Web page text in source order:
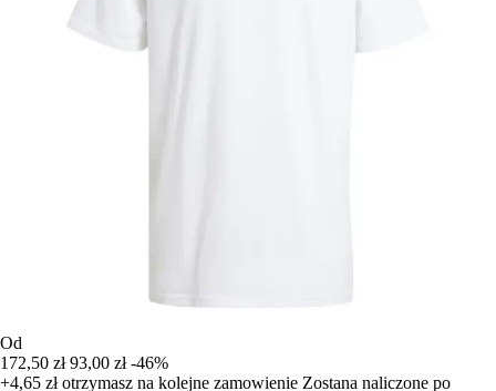
Od
172,50 zł 93,00 zł -46%
+4,65 złotrzymasz na kolejne zamowienie Zostana naliczone po